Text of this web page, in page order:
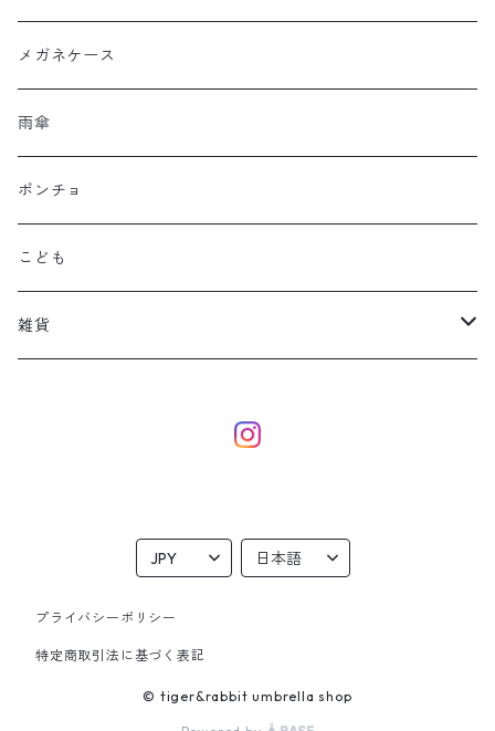
メガネケース
雨傘
ポンチョ
こども
雑貨
プライバシーポリシー
特定商取引法に基づく表記
© tiger&rabbit umbrella shop